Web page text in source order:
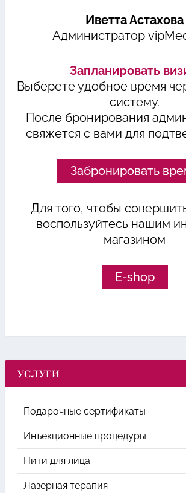
Иветта Астахова
Администратор
Запланировать
Выберете удобное время
систему.
После бронирования
свяжется с вами для
Забронировать
Для того, чтобы
воспользуйтесь нашим
магазином
E-shop
УСЛУГИ
Подарочные сертификаты
Инъекционные процедуры
Нити для лица
Лазерная терапия